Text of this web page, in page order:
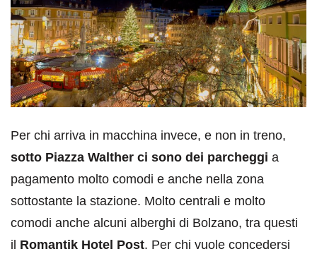
Per chi arriva in macchina invece, e non in treno,
sotto Piazza Walther ci sono dei parcheggi a
pagamento molto comodi e anche nella zona
sottostante la stazione. Molto centrali e molto
comodi anche alcuni alberghi di Bolzano, tra questi
il Romantik Hotel Post. Per chi vuole concedersi